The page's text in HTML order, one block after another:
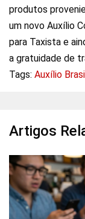
produtos
um novo Auxílio
para Taxista e
a gratuidade de
Tags: Auxílio Brasil
Artigos